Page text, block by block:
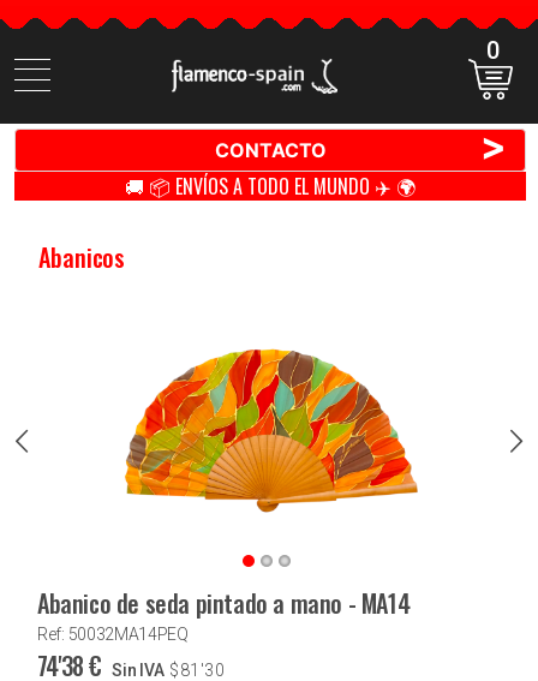
Buscar
productos
0
CONTACTO >
🚚 📦 ENVÍOS A TODO EL MUNDO ✈️ 🌍
Abanicos
Abanico de seda pintado a mano - MA14
Ref: 50032MA14PEQ
74'38€ Sin IVA $81'30